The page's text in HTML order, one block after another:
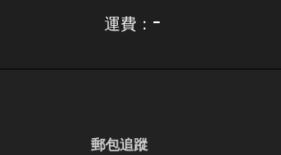
運費： -
郵包追蹤